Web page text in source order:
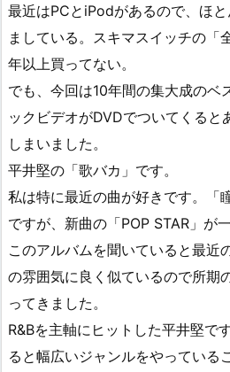
最近はPCとiPodがあるので、ほ
ましている。スキマスイッチの「
年以上買ってない。
でも、今回は10年間の集大成のベ
ックビデオがDVDでついてくると
しまいました。
平井堅の「歌バカ」です。
私は特に最近の曲が好きです。「
ですが、新曲の「POP STAR」が
このアルバムを聞いていると最近
の雰囲気に良く似ているので所期
ってきました。
R&Bを主軸にヒットした平井堅で
ると幅広いジャンルをやっている